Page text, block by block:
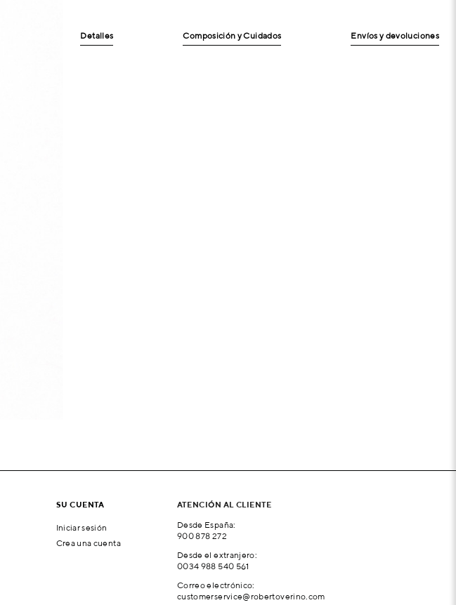
Detalles Composición y Cuidados Envíos y devoluciones
SU CUENTA
Iniciar sesión
Crea una cuenta
ATENCIÓN AL CLIENTE
Desde España:
900 878 272
Desde el extranjero:
0034 988 540 561
Correo electrónico:
customerservice@robertoverino.com